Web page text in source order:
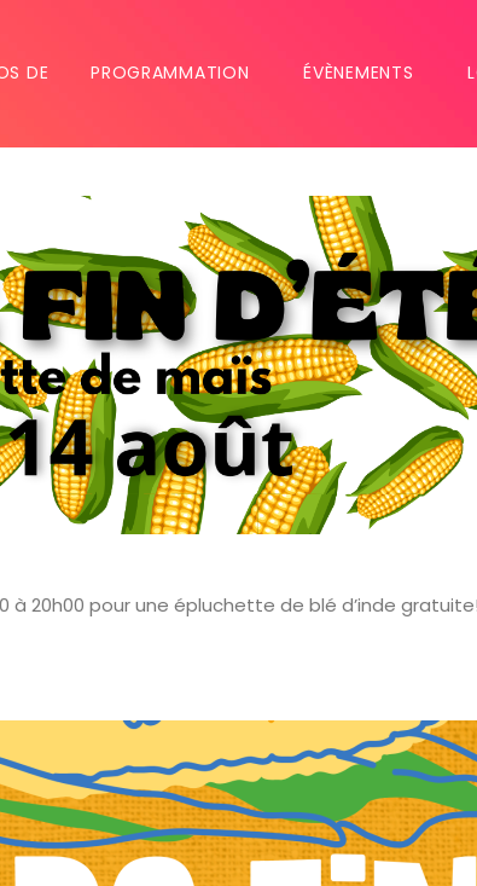
DE PROGRAMMATION ÉVÈNEMENTS
à 20h00 pour une épluchette de blé d’inde